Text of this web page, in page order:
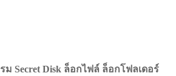
ม Secret Disk ล็อกไฟล์ ล็อกโฟลเดอร์